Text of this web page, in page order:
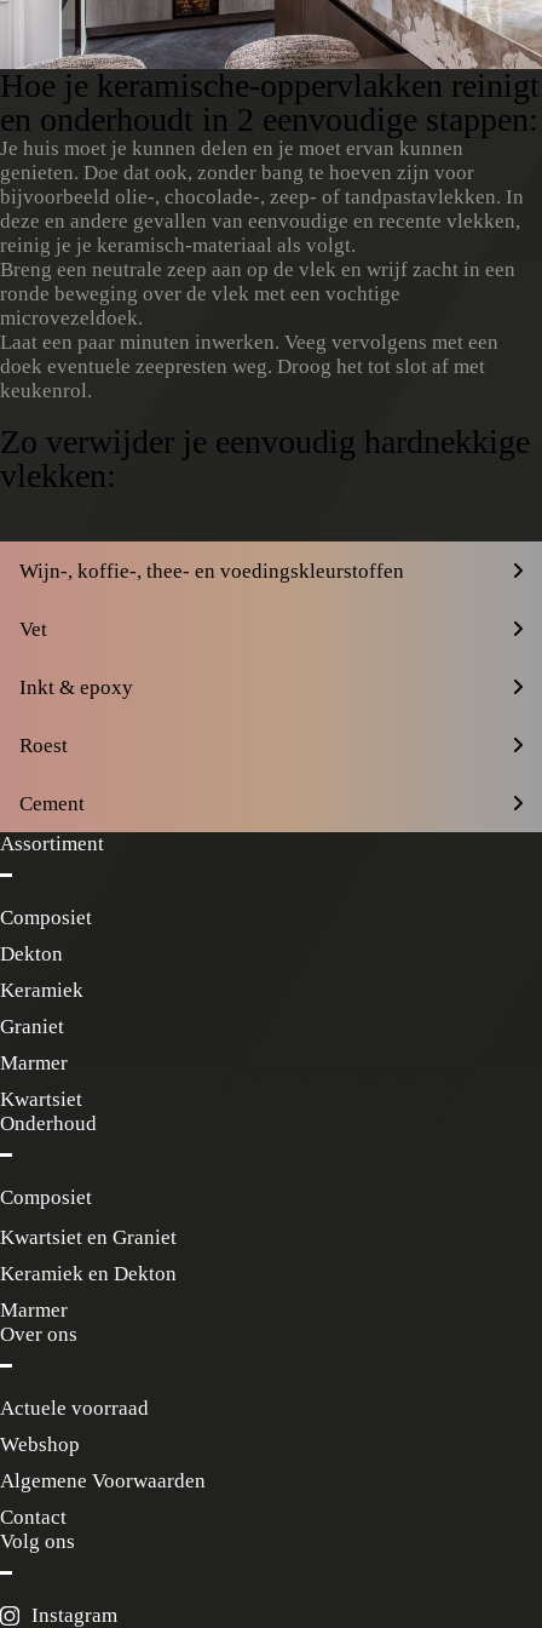
Hoe je keramische-oppervlakken reinigt
en onderhoudt in 2 eenvoudige stappen:
Je huis moet je kunnen delen en je moet ervan kunnen
genieten. Doe dat ook, zonder bang te hoeven zijn voor
bijvoorbeeld olie-, chocolade-, zeep- of tandpastavlekken. In
deze en andere gevallen van eenvoudige en recente vlekken,
reinig je je keramisch-materiaal als volgt.
Breng een neutrale zeep aan op de vlek en wrijf zacht in een
ronde beweging over de vlek met een vochtige
microvezeldoek.
Laat een paar minuten inwerken. Veeg vervolgens met een
doek eventuele zeepresten weg. Droog het tot slot af met
keukenrol.
Zo verwijder je eenvoudig hardnekkige
vlekken:
Wijn-, koffie-, thee- en voedingskleurstoffen
Vet
Inkt & epoxy
Roest
Cement
Assortiment
Composiet
Dekton
Keramiek
Graniet
Marmer
Kwartsiet
Onderhoud
Composiet
Kwartsiet en Graniet
Keramiek en Dekton
Marmer
Over ons
Actuele voorraad
Webshop
Algemene Voorwaarden
Contact
Volg ons
Instagram